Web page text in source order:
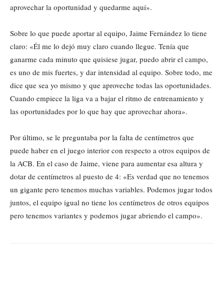
aprovechar la oportunidad y quedarme aquí».
Sobre lo que puede aportar al equipo, Jaime Fernández lo tiene
claro: «Él me lo dejó muy claro cuando llegue. Tenía que
ganarme cada minuto que quisiese jugar, puedo abrir el campo,
es uno de mis fuertes, y dar intensidad al equipo. Sobre todo, me
dice que sea yo mismo y que aproveche todas las oportunidades.
Cuando empiece la liga va a bajar el ritmo de entrenamiento y
las oportunidades por lo que hay que aprovechar ahora».
Por último, se le preguntaba por la falta de centímetros que
puede haber en el juego interior con respecto a otros equipos de
la ACB. En el caso de Jaime, viene para aumentar esa altura y
dotar de centímetros al puesto de 4: «Es verdad que no tenemos
un gigante pero tenemos muchas variables. Podemos jugar todos
juntos, el equipo igual no tiene los centímetros de otros equipos
pero tenemos variantes y podemos jugar abriendo el campo».